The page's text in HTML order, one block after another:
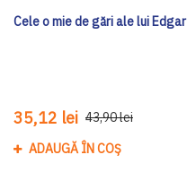
Cele o mie de gări ale lui Edgar
35,12 lei 43,90 lei
ADAUGĂ ÎN COȘ